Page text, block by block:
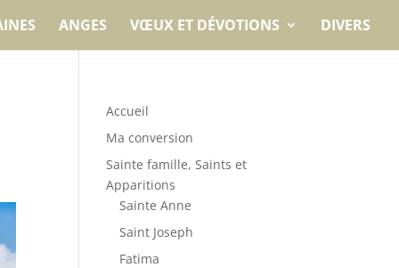
ANGES VŒUX ET DÉVOTIONS DIVERS
Accueil
Ma conversion
Sainte famille, Saints et
Apparitions
Sainte Anne
Saint Joseph
Fatima